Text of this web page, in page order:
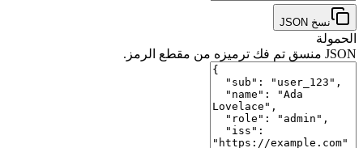
نسخ JSON
الحمولة
JSON منسق تم فك ترميزه من مقطع الرمز.